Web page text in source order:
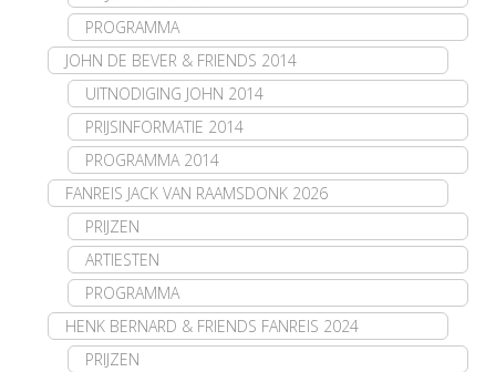
PROGRAMMA
JOHN DE BEVER & FRIENDS 2014
UITNODIGING JOHN 2014
PRIJSINFORMATIE 2014
PROGRAMMA 2014
FANREIS JACK VAN RAAMSDONK 2026
PRIJZEN
ARTIESTEN
PROGRAMMA
HENK BERNARD & FRIENDS FANREIS 2024
PRIJZEN